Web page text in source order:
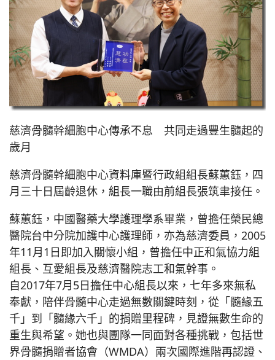
慈濟骨髓幹細胞中心傳承不息 共同走過豐生髓起的
歲月
慈濟骨髓幹細胞中心資料庫暨行政組組長蘇蕙鈺，四
月三十日屆齡退休，組長一職由前組長張筑聿接任。
蘇蕙鈺，中國醫藥大學護理學系畢業，曾擔任榮民總
醫院台中分院加護中心護理師，亦為慈濟委員，2005
年11月1日即加入關懷小組，曾擔任中正和氣協力組
組長、互愛組長及慈濟醫院志工和氣幹事。
自2017年7月5日擔任中心組長以來，七年多來無私
奉獻，陪伴骨髓中心走過無數關鍵時刻，從「髓緣五
千」到「髓緣六千」的捐贈里程碑，見證無數生命的
重生與希望。她也與團隊一同面對各種挑戰，包括世
界骨髓捐贈者協會（WMDA）兩次國際進階再認證、